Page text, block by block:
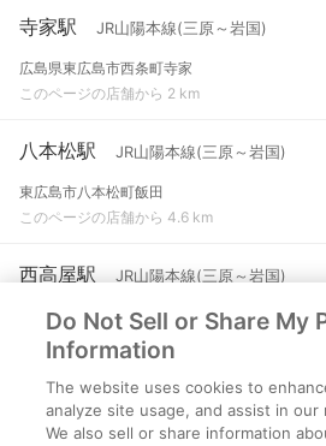
寺家駅 JR山陽本線(三原～岩国)
広島県東広島市西条町寺家
このページの店舗から 2 km
八本松駅 JR山陽本線(三原～岩国)
東広島市八本松町飯田
このページの店舗から 4.6 km
西高屋駅 JR山陽本線(三原～岩国)
東広島市高屋町中島
このページの店舗から 6 km
白市駅 JR山陽本線(三原～岩国)
東広島市高屋町小谷
Do Not Sell or Share My
Information
The website uses cookies to
analyze site usage, and assist in
We also sell or share information